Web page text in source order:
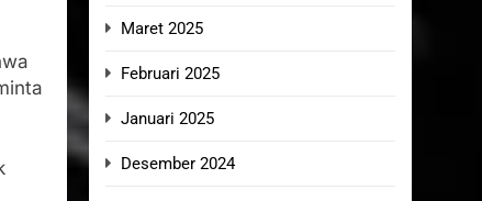
Maret 2025
Februari 2025
Januari 2025
Desember 2024